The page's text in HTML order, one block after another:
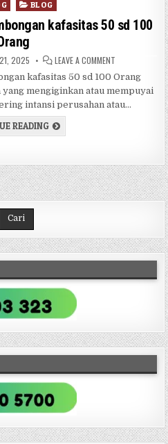
BLOG
kafasitas 50 sd 100
DATE:
2025 LEAVE A COMMENT ON VILLA /
kafasitas 50 sd 100 Orang
yang mengiginkan atau mempuyai
intansi perusahan atau…
READINGVILLA / RESORT UNTUK
Cari